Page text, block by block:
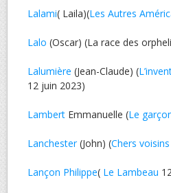
Lalami( Laila)(Les Autres
Lalo (Oscar) (La race des
Lalumière (Jean-Claude) (
12 juin 2023)
Lambert Emmanuelle (Le
Lanchester(John) (Chers voisins
Lançon Philippe( Le Lambeau